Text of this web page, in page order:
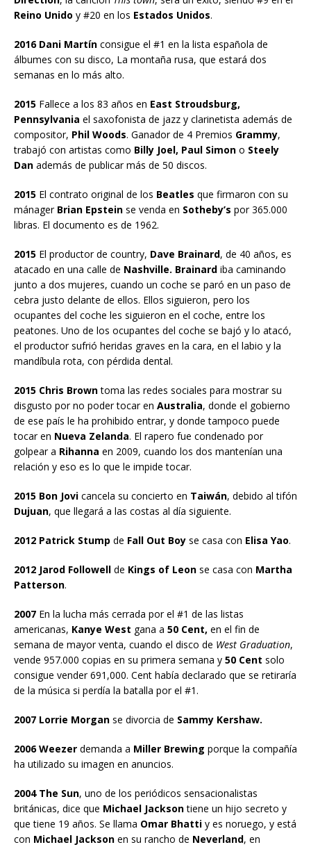
Reino Unido y #20 en los Estados Unidos.
2016 Dani Martín consigue el #1 en la lista española de
álbumes con su disco, La montaña rusa, que estará dos
semanas en lo más alto.
2015 Fallece a los 83 años en East Stroudsburg,
Pennsylvania el saxofonista de jazz y clarinetista además de
compositor, Phil Woods. Ganador de 4 Premios Grammy,
trabajó con artistas como Billy Joel, Paul Simon o Steely
Dan además de publicar más de 50 discos.
2015 El contrato original de los Beatles que firmaron con su
mánager Brian Epstein se venda en Sotheby’s por 365.000
libras. El documento es de 1962.
2015 El productor de country, Dave Brainard, de 40 años, es
atacado en una calle de Nashville. Brainard iba caminando
junto a dos mujeres, cuando un coche se paró en un paso de
cebra justo delante de ellos. Ellos siguieron, pero los
ocupantes del coche les siguieron en el coche, entre los
peatones. Uno de los ocupantes del coche se bajó y lo atacó,
el productor sufrió heridas graves en la cara, en el labio y la
mandíbula rota, con pérdida dental.
2015 Chris Browntoma las redes sociales para mostrar su
disgusto por no poder tocar en Australia, donde el gobierno
de ese país le ha prohibido entrar, y donde tampoco puede
tocar en Nueva Zelanda. El rapero fue condenado por
golpear a Rihanna en 2009, cuando los dos mantenían una
relación y eso es lo que le impide tocar.
2015 Bon Jovi cancela su concierto en Taiwán, debido al tifón
Dujuan, que llegará a las costas al día siguiente.
2012 Patrick Stump de Fall Out Boy se casa con Elisa Yao.
2012 Jarod Followell de Kings of Leon se casa con Martha
Patterson.
2007 En la lucha más cerrada por el #1 de las listas
americanas, Kanye West gana a 50 Cent, en el fin de
semana de mayor venta, cuando el disco de West Graduation,
vende 957.000 copias en su primera semana y 50 Cent solo
consigue vender 691,000. Cent había declarado que se retiraría
de la música si perdía la batalla por el #1.
2007 Lorrie Morgan se divorcia de Sammy Kershaw.
2006 Weezer demanda a Miller Brewing porque la compañía
ha utilizado su imagen en anuncios.
2004 The Sun, uno de los periódicos sensacionalistas
británicas, dice que Michael Jacksontiene un hijo secreto y
que tiene 19 años. Se llama Omar Bhatti y es noruego, y está
con Michael Jackson en su rancho de Neverland, en